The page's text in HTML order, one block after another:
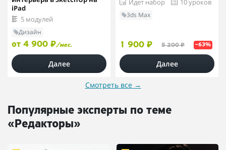
iPad
5 модулей
Дизайн
от 4 900 ₽/мес.
Далее
Идет набор
10 уроков
3ds Max
1 900 ₽ 5 200 ₽ –63%
Далее
Смотреть все →
Популярные эксперты по теме
«Редакторы»